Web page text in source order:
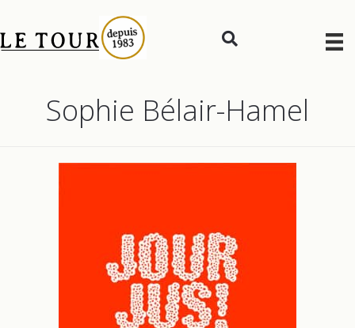
Sophie Bélair-Hamel